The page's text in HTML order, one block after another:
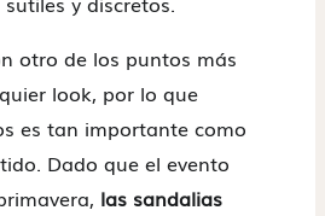
otro de los puntos más
look, por lo que
es tan importante como
Dado que el evento
las sandalias